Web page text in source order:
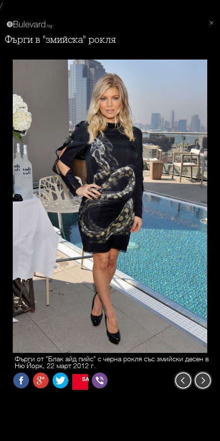
/
Фърги в "змийска" рокля
Фърги от "Блак айд пийс" с черна рокля със змийски десен в
Ню Йорк, 22 март 2012 г.
SAVE